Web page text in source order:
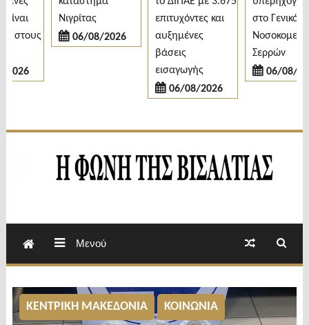
στους
Νιγρίτας
06/08/2026
επιτυχόντες και
αυξημένες
βάσεις
εισαγωγής
06/08/2026
στο Γενικό
Νοσοκομείο
Σερρών
06/08/2026
Μενού
ΚΕΝΤΡΙΚΗ ΜΑΚΕΔΟΝΙΑ ΚΟΙΝΩΝΙΑ